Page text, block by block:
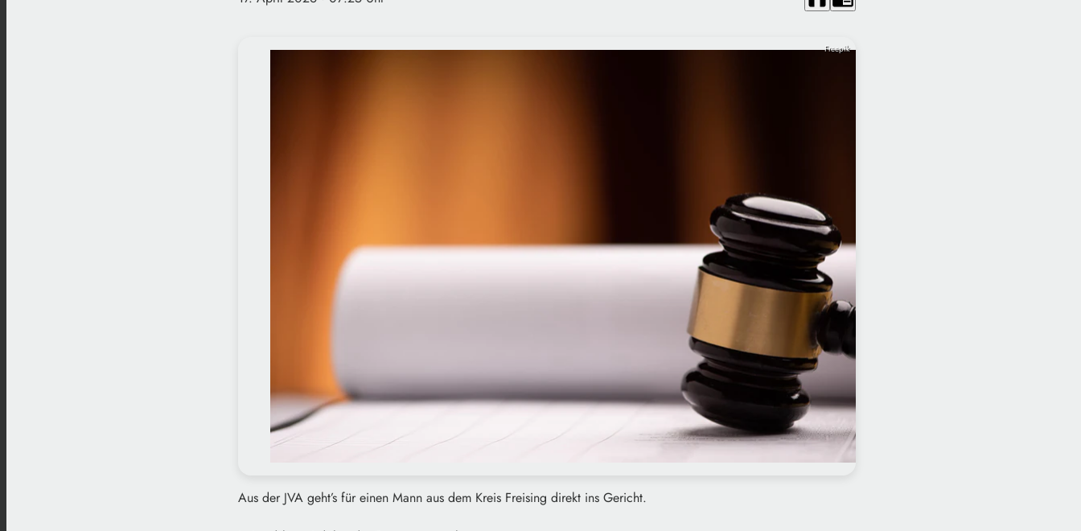
Freepik
Aus der JVA geht’s für einen Mann aus dem Kreis Freising direkt ins Gericht.